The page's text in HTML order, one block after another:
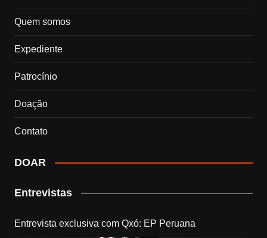
Quem somos
Expediente
Patrocínio
Doação
Contato
DOAR
Entrevistas
Entrevista exclusiva com Qxó: EP Peruana